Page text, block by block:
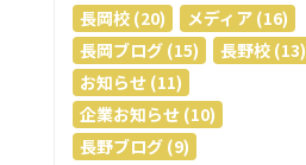
長岡校 (20)
メディア (16)
長岡ブログ (15)
長野校 (13)
お知らせ (11)
企業お知らせ (10)
長野ブログ (9)